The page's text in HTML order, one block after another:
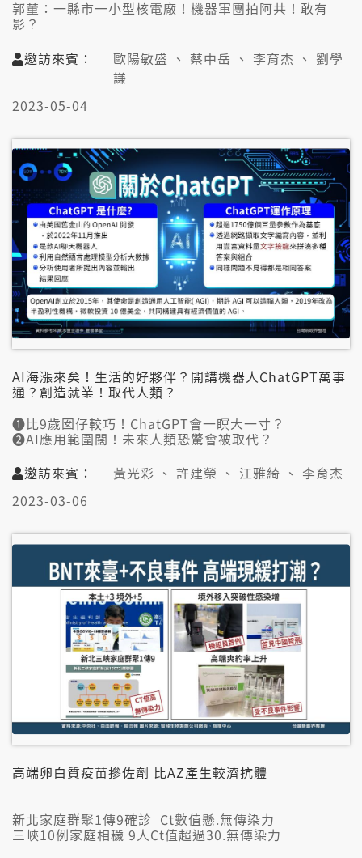
郭董：一縣市一小型核電廠！機器軍團拍阿共！敢有
影？
❷SMR比傳統核電廠較安全？！核廢料猶原無解？
❸半屏山起核廠？倚斷層無適合！臺灣有影欠電？
➍郭董：3年內做8萬隻機器人上戰場！有影實際？
➎AI軍事應用濟.判斷比人較準！科幻戰爭毋是夢？
歐陽敏盛（前原能會主委）
蔡中岳（地球公民基金會執行長）
李育杰（陽明交通大學應用數學系教授）
劉學謙（軍事連線雜誌總編輯）
邀訪來賓：
歐陽敏盛 、 蔡中岳 、 李育杰 、 劉學
謙
2023-05-04
AI海漲來矣！生活的好夥伴？開講機器人ChatGPT萬事
通？創造就業！取代人類？
❶比9歲囡仔較巧！ChatGPT會一瞑大一寸？
❷AI應用範圍闊！未來人類恐驚會被取代？
➍新興產業趨勢！AI改變智慧財產權觀念？
➎AI改變人類思維 加強判斷能力才是正辦
👤邀訪來賓：
許建榮（澳洲蒙納許大學兼任研究員）
江雅綺（台灣法律科技協會理事長）
李育杰（陽明交通大學應用數學系教授）
邀訪來賓：
黃光彩 、 許建榮 、 江雅綺 、 李育杰
2023-03-06
高端卵白質疫苗摻佐劑 比AZ產生較濟抗體
新北家庭群聚1傳9確診 Ct數值懸.無傳染力
三峽10例家庭相穢 9人Ct值超過30.無傳染力